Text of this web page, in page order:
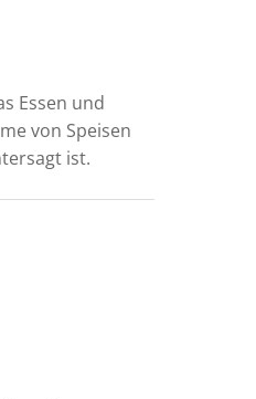
Essen und
von Speisen
ist.